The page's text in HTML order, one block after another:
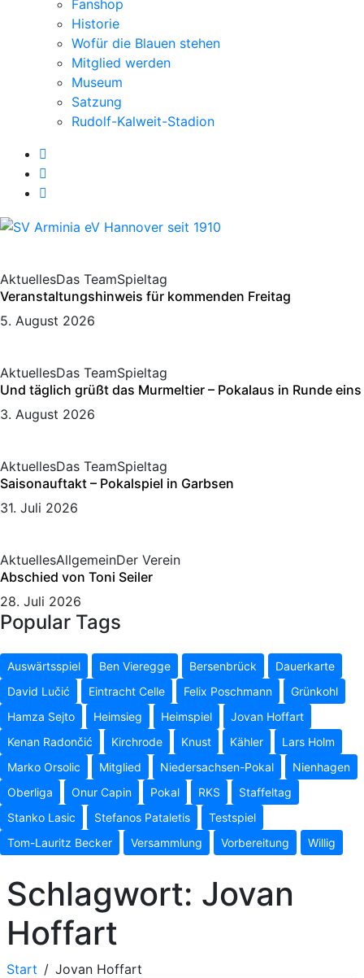
Fanshop
Historie
Wofür die Blauen stehen
Mitglied werden
Museum
Satzung
Rudolf-Kalweit-Stadion
AktuellesDas TeamSpieltag
Veranstaltungshinweis für kommenden Freitag
5. August 2026
AktuellesDas TeamSpieltag
Und täglich grüßt das Murmeltier – Pokalaus in Runde eins
3. August 2026
AktuellesDas TeamSpieltag
Saisonauftakt – Pokalspiel in Garbsen
31. Juli 2026
AktuellesAllgemeinDer Verein
Abschied von Toni Seiler
28. Juli 2026
Popular Tags
Auswärtsspiel Ben Vieregge Bersenbrück
Dauerkarte
David Lučić
Eintracht Celle Felix Poschmann
Grünkohl
Hamza Sejto
Heimsieg Heimspiel
Jovan Hoffart
Kenan Radončić
Kirchrode Knust Kähler
Lars Holm
Marko Orsolic
Mitglied Niedersachsen-Pokal
Nienhagen
Oberliga
Onur Capin Pokal RKS
Staffeltag
Stanko Lasic
Stefanos Pataletis
Testspiel
Tom-Lauritz Becker
Versammlung Vorbereitung Willig
Schlagwort: Jovan
Hoffart
Start
Jovan Hoffart